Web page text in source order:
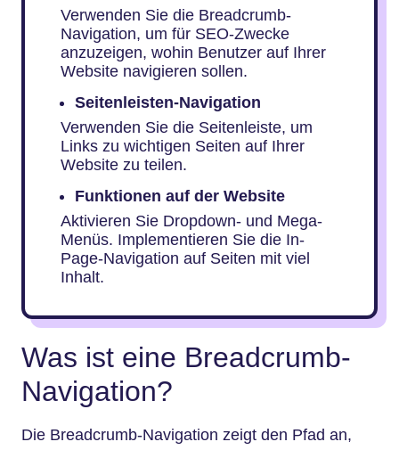
Verwenden Sie die Breadcrumb-
Navigation, um für SEO-Zwecke
anzuzeigen, wohin Benutzer auf Ihrer
Website navigieren sollen.
Seitenleisten-Navigation
Verwenden Sie die Seitenleiste, um
Links zu wichtigen Seiten auf Ihrer
Website zu teilen.
Funktionen auf der Website
Aktivieren Sie Dropdown- und Mega-
Menüs. Implementieren Sie die In-
Page-Navigation auf Seiten mit viel
Inhalt.
Was ist eine Breadcrumb-
Navigation?
Die Breadcrumb-Navigation zeigt den Pfad an,